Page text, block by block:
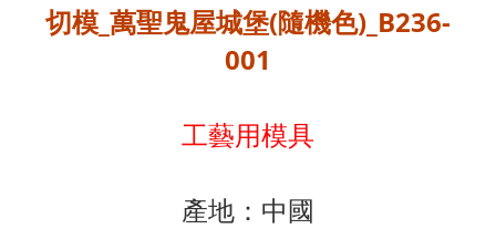
切模_萬聖鬼屋城堡(隨機色)_B236-
001
工藝用模具
產地：中國